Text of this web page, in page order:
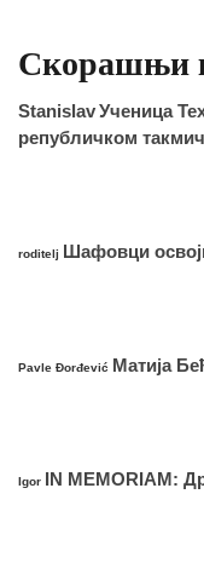
Скорашњи
StanislavУченица
републичком
roditelj Шафовци
Pavle Đorđević Матија
Igor IN MEMORIAM: